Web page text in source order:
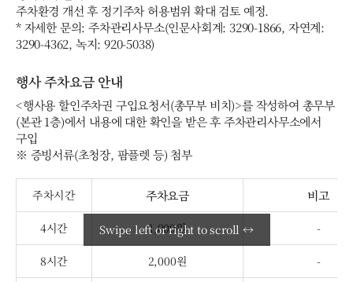
주차환경 개선 후 정기주차 허용범위 확대 검토 예정.
* 자세한 문의: 주차관리사무소(인문사회계: 3290-1866, 자연계:
3290-4362, 녹지: 920-5038)
행사 주차요금 안내
<행사용 할인주차권 구입요청서(총무부 비치)>를 작성하여 총무부
(본관 1층)에서 내용에 대한 확인을 받은 후 주차관리사무소에서
구입
※ 증빙서류(초청장, 팜플렛 등) 첨부
Swipe left or right to scroll ↔
주차시간 주차요금 비고
4시간 1,000원 -
8시간 2,000원 -